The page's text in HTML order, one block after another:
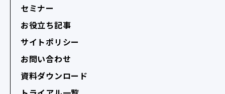
セミナー
お役立ち記事
サイトポリシー
お問い合わせ
資料ダウンロード